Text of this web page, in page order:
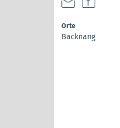
Orte
Backnang